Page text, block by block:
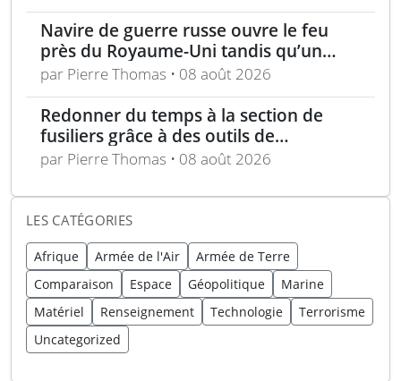
Navire de guerre russe ouvre le feu
près du Royaume-Uni tandis qu’un
bateau britannique se rapproche
par Pierre Thomas • 08 août 2026
Redonner du temps à la section de
fusiliers grâce à des outils de
planification optimisés
par Pierre Thomas • 08 août 2026
LES CATÉGORIES
Afrique Armée de l'Air
Armée de Terre
Comparaison
Espace Géopolitique
Marine
Matériel
Renseignement Technologie
Terrorisme
Uncategorized